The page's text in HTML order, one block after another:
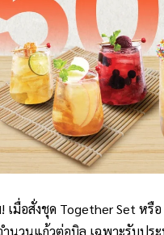
มื่อสั่งชุด Together Set หรื
ำนวนแก้วต่อบิล เฉพาะรับป